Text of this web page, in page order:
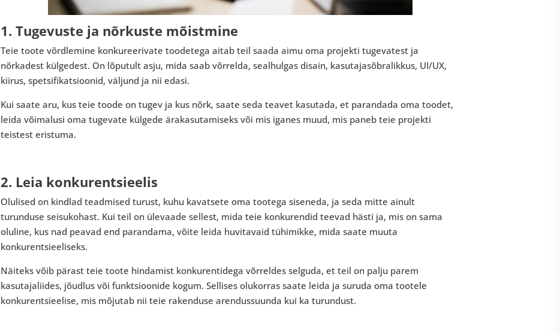
1. Tugevuste ja nõrkuste mõistmine
Teie toote võrdlemine konkureerivate toodetega aitab teil saada aimu oma projekti tugevatest ja
nõrkadest külgedest. On lõputult asju, mida saab võrrelda, sealhulgas disain, kasutajasõbralikkus, UI/UX,
kiirus, spetsifikatsioonid, väljund ja nii edasi.
Kui saate aru, kus teie toode on tugev ja kus nõrk, saate seda teavet kasutada, et parandada oma toodet,
leida võimalusi oma tugevate külgede ärakasutamiseks või mis iganes muud, mis paneb teie projekti
teistest eristuma.
2. Leia konkurentsieelis
Olulised on kindlad teadmised turust, kuhu kavatsete oma tootega siseneda, ja seda mitte ainult
turunduse seisukohast. Kui teil on ülevaade sellest, mida teie konkurendid teevad hästi ja, mis on sama
oluline, kus nad peavad end parandama, võite leida huvitavaid tühimikke, mida saate muuta
konkurentsieeliseks.
Näiteks võib pärast teie toote hindamist konkurentidega võrreldes selguda, et teil on palju parem
kasutajaliides, jõudlus või funktsioonide kogum. Sellises olukorras saate leida ja suruda oma tootele
konkurentsieelise, mis mõjutab nii teie rakenduse arendussuunda kui ka turundust.